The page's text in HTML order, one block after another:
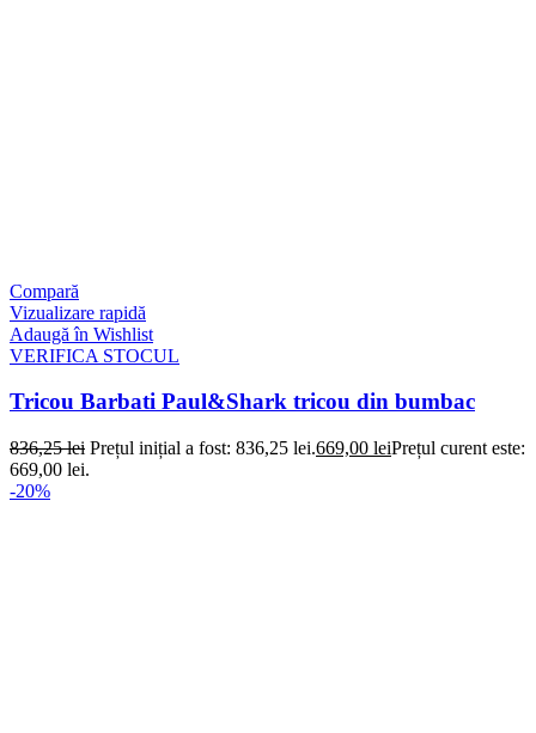
Compară
Vizualizare rapidă
Adaugă în Wishlist
VERIFICA STOCUL
Tricou Barbati Paul&Shark tricou din bumbac
836,25lei Prețul inițial a fost: 836,25 lei.669,00 leiPrețul curent este:
669,00 lei.
-20%